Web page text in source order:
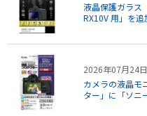
液晶保護ガラス
RX10V 用」を追
2026年07月24日
カメラの液晶モ
ター」に「ソニ